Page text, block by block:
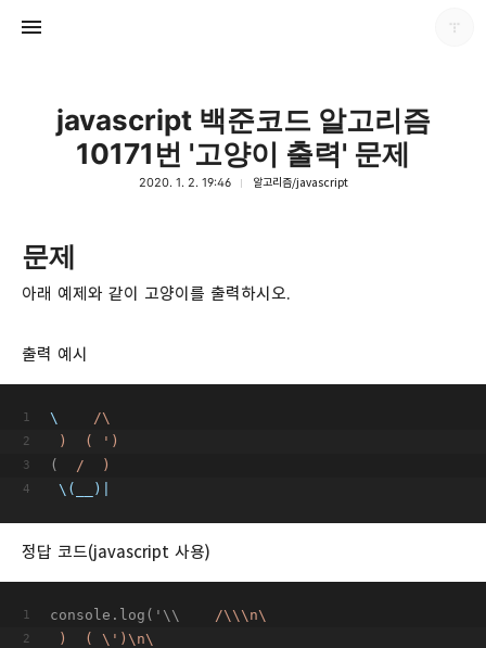
javascript 백준코드 알고리즘
10171번 '고양이 출력' 문제
2020. 1. 2. 19:46 알고리즘/javascript
문제
아래 예제와 같이 고양이를 출력하시오.
출력 예시
\
/\
)  ( ')
(
/  )
\(__)|
정답 코드(javascript 사용)
console.log('\\
/\\\n\
)  ( \')\n\